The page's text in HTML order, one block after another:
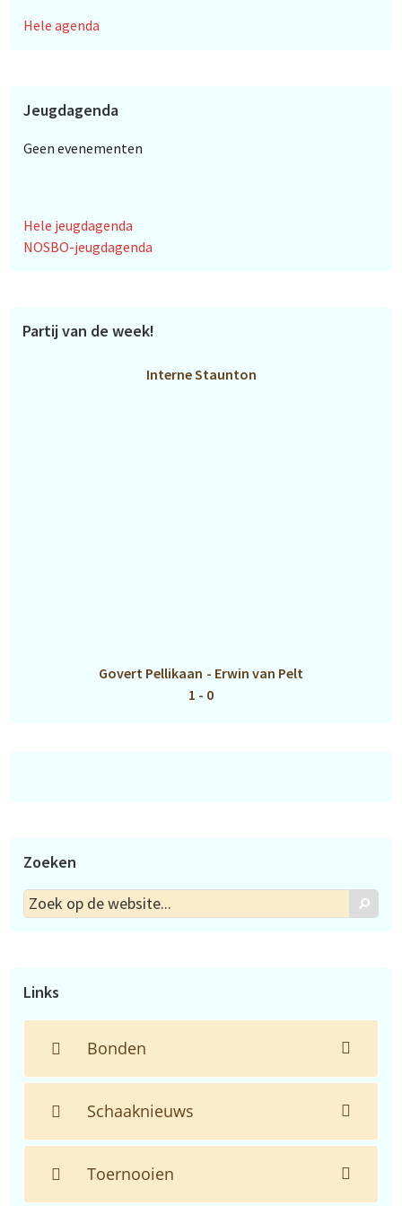
Hele agenda
Jeugdagenda
Geen evenementen
Hele jeugdagenda
NOSBO-jeugdagenda
Partij van de week!
Interne Staunton
Govert Pellikaan - Erwin van Pelt
1 - 0
Zoeken
Zoek
op
Zoek
Links
Bonden
Schaaknieuws
Toernooien